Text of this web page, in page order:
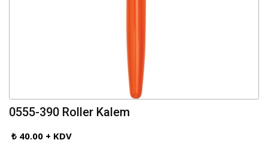
0555-390 Roller Kalem
₺ 40.00 + KDV